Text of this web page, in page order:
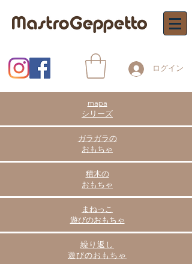
ログイン
mapa
シリーズ
ガラガラの
おもちゃ
積木の
おもちゃ
まねっこ
遊びのおもちゃ
繰り返し
​遊びのおもちゃ